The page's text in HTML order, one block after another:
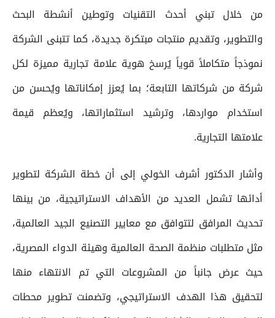
من خلال تبني أحدث التقنيات وتوطين أنشطة البحث
والتطوير، وتقديم منتجات مبتكرة جديدة، كما تتبنى الشركة
نموذجاً متكاملاً قوياً يُرسخ هوية علامة تجارية مميزة لكل
شركة من شركاتها التابعة؛ بما يُعزز إمكاناتها ويُحسن من
استخدام مواردها، وترشيد استثماراتها، ويُعظم قيمة
علامتها التجارية.
وأشار الدكتور أشرف الخولي إلى أن خطة الشركة لتطوير
أدائها تشمل العديد من الأهداف الاستراتيجية، من بينها
تحديث المرافق لتتوافق مع معايير التصنيع الجيد العالمية،
مثل متطلبات منظمة الصحة العالمية وهيئة الدواء المصرية،
حيث عرض جانباً من المشروعات التي تم الانتهاء منها
لتحقيق هذا الهدف الاستراتيجي، وتضمنت تطوير محطات